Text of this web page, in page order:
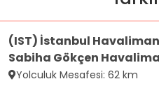
(IST) İstanbul
Sabiha Gökçen
Yolculuk Mesafesi: 62 km